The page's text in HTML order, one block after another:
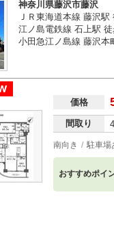
神奈川県藤沢市藤沢
ＪＲ東海道本線 藤沢駅
江ノ島電鉄線 石上駅 徒
小田急江ノ島線 藤沢本
価格
間取り
南向き 駐車場
おすすめポイ